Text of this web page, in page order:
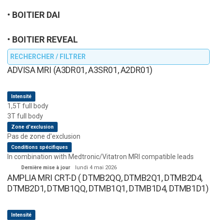
BOITIER DAI
BOITIER REVEAL
RECHERCHER / FILTRER
ADVISA MRI (A3DR01, A3SR01, A2DR01)
Intensité
1,5T full body
3T full body
Zone d'exclusion
Pas de zone d'exclusion
Conditions spécifiques
In combination with Medtronic/Vitatron MRI compatible leads
Dernière mise à jour lundi 4 mai 2026
AMPLIA MRI CRT-D ( DTMB2QQ, DTMB2Q1, DTMB2D4,
DTMB2D1, DTMB1QQ, DTMB1Q1, DTMB1D4, DTMB1D1)
Intensité